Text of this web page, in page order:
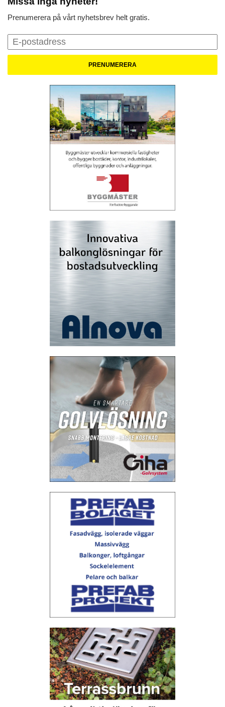
Prenumerera på vårt nyhetsbrev helt gratis.